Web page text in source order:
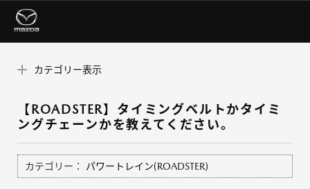
カテゴリー表示
【ROADSTER】タイミングベルトかタイミ
ングチェーンかを教えてください。
カテゴリー： パワートレイン(ROADSTER)